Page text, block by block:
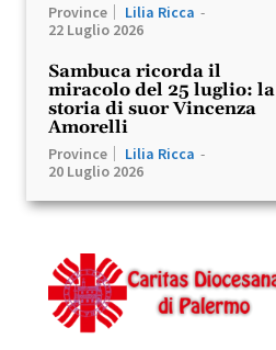
Province Lilia Ricca -
22 Luglio 2026
Sambuca ricorda il
miracolo del 25 luglio: la
storia di suor Vincenza
Amorelli
Province Lilia Ricca -
20 Luglio 2026